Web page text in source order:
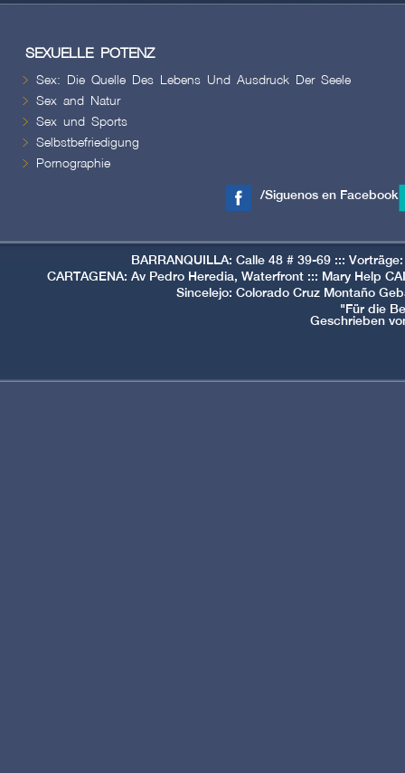
SEXUELLE POTENZ
Sex: Die Quelle Des Lebens Und Ausdruck Der Seele
Sex and Natur
Sex und Sports
Selbstbefriedigung
Pornographie
/Siguenos en Facebook
BARRANQUILLA: Calle 48 # 39-69 :::
CARTAGENA: Av Pedro Heredia, Waterfront ::: Mary Help
Sincelejo: Colorado Cruz Montaño
"Für die
Geschrieben